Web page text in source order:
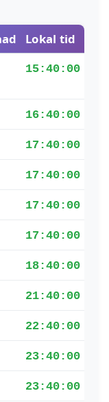
Lokal tid
15:40:00
16:40:00
17:40:00
17:40:00
17:40:00
17:40:00
18:40:00
21:40:00
22:40:00
23:40:00
23:40:00